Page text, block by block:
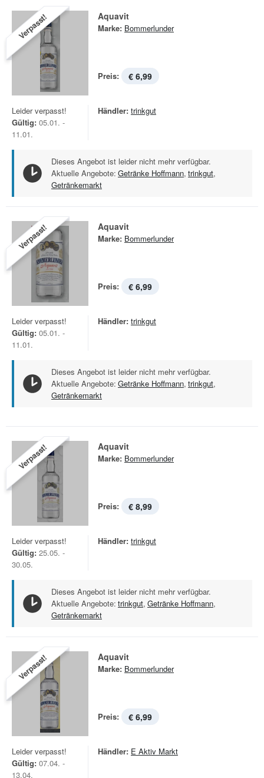
Verpasst! Aquavit
Marke: Bommerlunder
Preis: € 6,99
Leider verpasst!
Gültig: 05.01. -
11.01.
Händler: trinkgut
Dieses Angebot ist leider nicht mehr verfügbar.
Aktuelle Angebote: Getränke Hoffmann, trinkgut,
Getränkemarkt
Verpasst! Aquavit
Marke: Bommerlunder
Preis: € 6,99
Leider verpasst!
Gültig: 05.01. -
11.01.
Händler: trinkgut
Dieses Angebot ist leider nicht mehr verfügbar.
Aktuelle Angebote: Getränke Hoffmann, trinkgut,
Getränkemarkt
Verpasst! Aquavit
Marke: Bommerlunder
Preis: € 8,99
Leider verpasst!
Gültig: 25.05. -
30.05.
Händler: trinkgut
Dieses Angebot ist leider nicht mehr verfügbar.
Aktuelle Angebote: trinkgut, Getränke Hoffmann,
Getränkemarkt
Verpasst! Aquavit
Marke: Bommerlunder
Preis: € 6,99
Leider verpasst!
Gültig: 07.04. -
13.04.
Händler: E Aktiv Markt